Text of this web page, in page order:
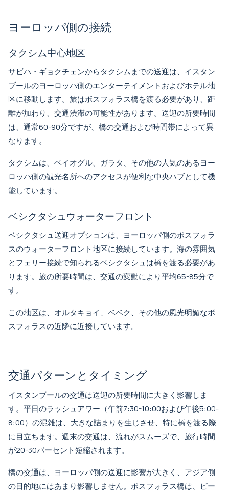
ヨーロッパ側の接続
タクシム中心地区
サビハ・ギョクチェンからタクシムまでの送迎は、イスタン
ブールのヨーロッパ側のエンターテイメントおよびホテル地
区に移動します。旅はボスフォラス橋を渡る必要があり、距
離が加わり、交通渋滞の可能性があります。送迎の所要時間
は、通常60-90分ですが、橋の交通および時間帯によって異
なります。
タクシムは、ベイオグル、ガラタ、その他の人気のあるヨー
ロッパ側の観光名所へのアクセスが便利な中央ハブとして機
能しています。
ベシクタシュウォーターフロント
ベシクタシュ送迎オプションは、ヨーロッパ側のボスフォラ
スのウォーターフロント地区に接続しています。海の雰囲気
とフェリー接続で知られるベシクタシュは橋を渡る必要があ
ります。旅の所要時間は、交通の変動により平均65-85分で
す。
この地区は、オルタキョイ、ベベク、その他の風光明媚なボ
スフォラスの近隣に近接しています。
交通パターンとタイミング
イスタンブールの交通は送迎の所要時間に大きく影響しま
す。平日のラッシュアワー（午前7:30-10:00および午後5:00-
8:00）の混雑は、大きな詰まりを生じさせ、特に橋を渡る際
に目立ちます。週末の交通は、流れがスムーズで、旅行時間
が20-30パーセント短縮されます。
橋の交通は、ヨーロッパ側の送迎に影響が大きく、アジア側
の目的地にはあまり影響しません。ボスフォラス橋は、ピー